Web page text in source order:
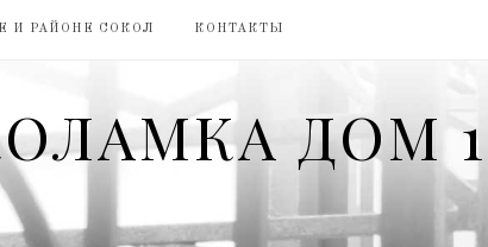
И РАЙОНЕ СОКОЛ КОНТАКТЫ
ДОМ 1